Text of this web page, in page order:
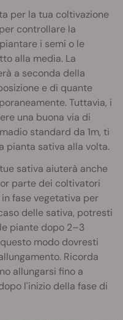
per la tua coltivazione
controllare la
i semi o le
alla media. La
a seconda della
e di quante
Tuttavia, i
una buona via di
standard da 1m, ti
pianta sativa alla volta.
sativa aiuterà anche
parte dei coltivatori
fase vegetativa per
delle sativa, potresti
piante dopo 2–3
modo dovresti
Ricorda
allungarsi fino a
l'inizio della fase di